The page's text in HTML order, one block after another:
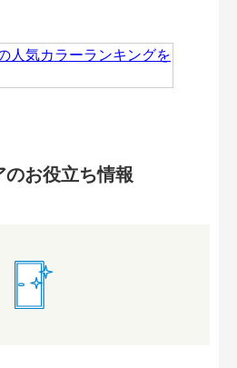
のお役立ち情報